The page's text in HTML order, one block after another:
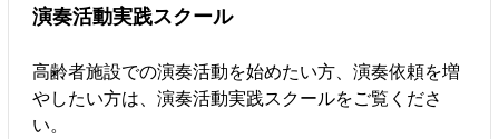
演奏活動実践スクール
高齢者施設での演奏活動を始めたい方、演奏依頼を増
やしたい方は、演奏活動実践スクールをご覧くださ
い。